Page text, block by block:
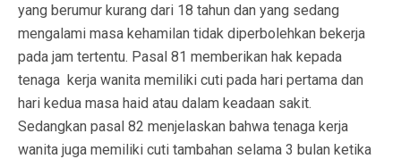
yang berumur kurang dari 18 tahun dan yang sedang
mengalami masa kehamilan tidak diperbolehkan bekerja
pada jam tertentu. Pasal 81 memberikan hak kepada
tenaga kerja wanita memiliki cuti pada hari pertama dan
hari kedua masa haid atau dalam keadaan sakit.
Sedangkan pasal 82 menjelaskan bahwa tenaga kerja
wanita juga memiliki cuti tambahan selama 3 bulan ketika